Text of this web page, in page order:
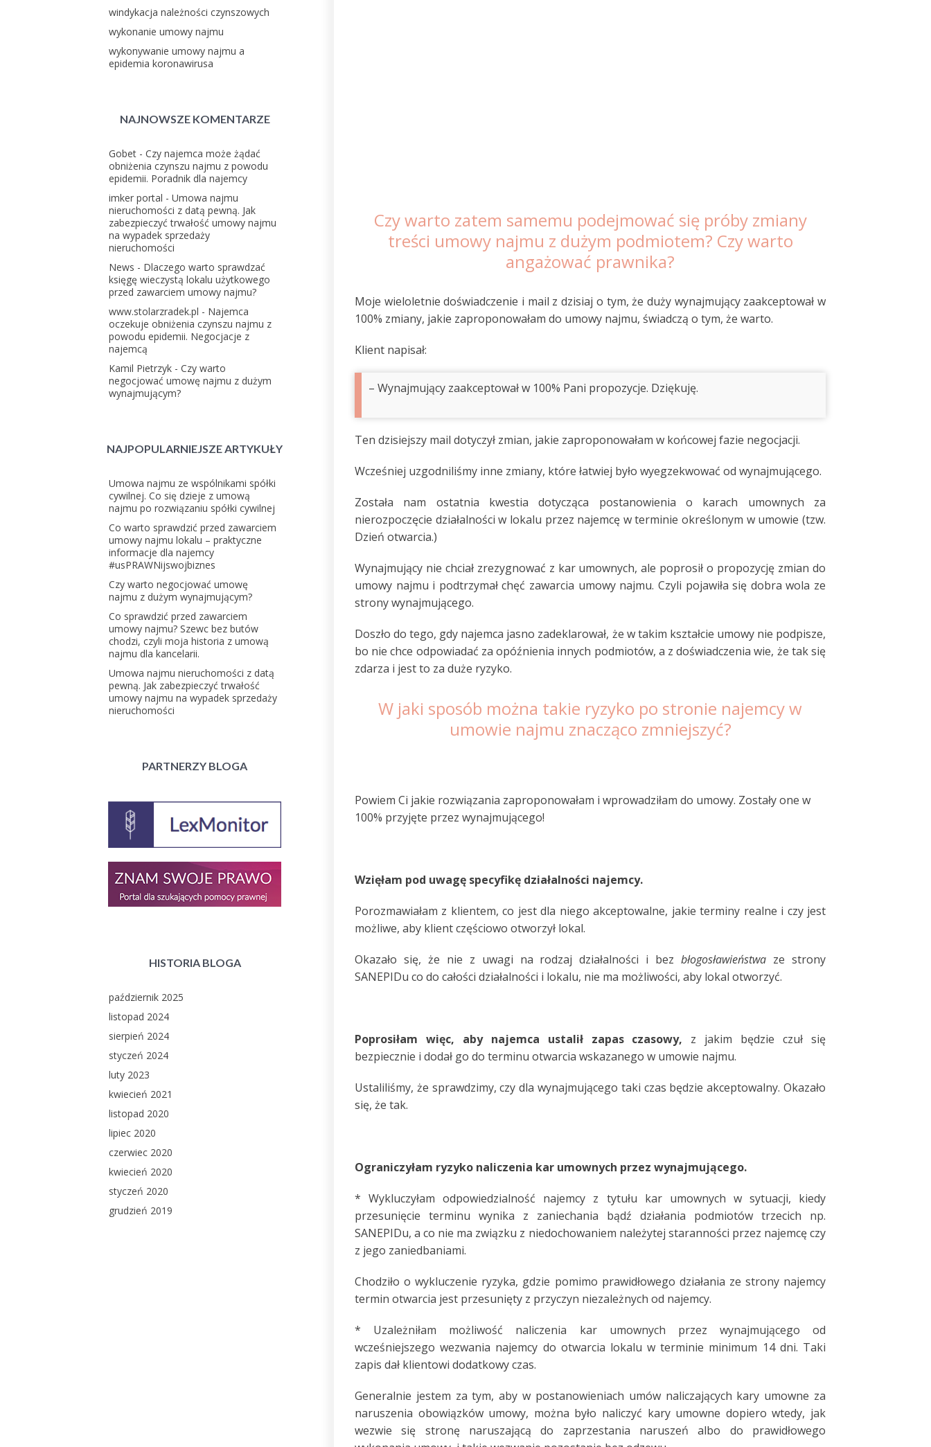
Czy warto zatem samemu podejmować się próby zmiany
treści umowy najmu z dużym podmiotem? Czy warto
angażować prawnika?
Moje wieloletnie doświadczenie i mail z dzisiaj o tym, że duży wynajmujący zaakceptował w
100% zmiany, jakie zaproponowałam do umowy najmu, świadczą o tym, że warto.
Klient napisał:
– Wynajmujący zaakceptował w 100% Pani propozycje. Dziękuję.
Ten dzisiejszy mail dotyczył zmian, jakie zaproponowałam w końcowej fazie negocjacji.
Wcześniej uzgodniliśmy inne zmiany, które łatwiej było wyegzekwować od wynajmującego.
Została nam ostatnia kwestia dotycząca postanowienia o karach umownych za
nierozpoczęcie działalności w lokalu przez najemcę w terminie określonym w umowie (tzw.
Dzień otwarcia.)
Wynajmujący nie chciał zrezygnować z kar umownych, ale poprosił o propozycję zmian do
umowy najmu i podtrzymał chęć zawarcia umowy najmu. Czyli pojawiła się dobra wola ze
strony wynajmującego.
Doszło do tego, gdy najemca jasno zadeklarował, że w takim kształcie umowy nie podpisze,
bo nie chce odpowiadać za opóźnienia innych podmiotów, a z doświadczenia wie, że tak się
zdarza i jest to za duże ryzyko.
W jaki sposób można takie ryzyko po stronie najemcy w
umowie najmu znacząco zmniejszyć?
Powiem Ci jakie rozwiązania zaproponowałam i wprowadziłam do umowy. Zostały one w
100% przyjęte przez wynajmującego!
Wzięłam pod uwagę specyfikę działalności najemcy.
Porozmawiałam z klientem, co jest dla niego akceptowalne, jakie terminy realne i czy jest
możliwe, aby klient częściowo otworzył lokal.
Okazało się, że nie z uwagi na rodzaj działalności i bezbłogosławieństwa ze strony
SANEPIDu co do całości działalności i lokalu, nie ma możliwości, aby lokal otworzyć.
Poprosiłam więc, aby najemca ustalił zapas czasowy, z jakim będzie czuł się
bezpiecznie i dodał go do terminu otwarcia wskazanego w umowie najmu.
Ustaliliśmy, że sprawdzimy, czy dla wynajmującego taki czas będzie akceptowalny. Okazało
się, że tak.
Ograniczyłam ryzyko naliczenia kar umownych przez wynajmującego.
* Wykluczyłam odpowiedzialność najemcy z tytułu kar umownych w sytuacji, kiedy
przesunięcie terminu wynika z zaniechania bądź działania podmiotów trzecich np.
SANEPIDu, a co nie ma związku z niedochowaniem należytej staranności przez najemcę czy
z jego zaniedbaniami.
Chodziło o wykluczenie ryzyka, gdzie pomimo prawidłowego działania ze strony najemcy
termin otwarcia jest przesunięty z przyczyn niezależnych od najemcy.
* Uzależniłam możliwość naliczenia kar umownych przez wynajmującego od
wcześniejszego wezwania najemcy do otwarcia lokalu w terminie minimum 14 dni. Taki
zapis dał klientowi dodatkowy czas.
Generalnie jestem za tym, aby w postanowieniach umów naliczających kary umowne za
naruszenia obowiązków umowy, można było naliczyć kary umowne dopiero wtedy, jak
wezwie się stronę naruszającą do zaprzestania naruszeń albo do prawidłowego
windykacja należności czynszowych
wykonanie umowy najmu
wykonywanie umowy najmu a
epidemia koronawirusa
NAJNOWSZE KOMENTARZE
Gobet - Czy najemca może żądać
obniżenia czynszu najmu z powodu
epidemii. Poradnik dla najemcy
imker portal - Umowa najmu
nieruchomości z datą pewną. Jak
zabezpieczyć trwałość umowy najmu
na wypadek sprzedaży
nieruchomości
News - Dlaczego warto sprawdzać
księgę wieczystą lokalu użytkowego
przed zawarciem umowy najmu?
www.stolarzradek.pl - Najemca
oczekuje obniżenia czynszu najmu z
powodu epidemii. Negocjacje z
najemcą
Kamil Pietrzyk - Czy warto
negocjować umowę najmu z dużym
wynajmującym?
NAJPOPULARNIEJSZE ARTYKUŁY
Umowa najmu ze wspólnikami spółki
cywilnej. Co się dzieje z umową
najmu po rozwiązaniu spółki cywilnej
Co warto sprawdzić przed zawarciem
umowy najmu lokalu – praktyczne
informacje dla najemcy
#usPRAWNijswojbiznes
Czy warto negocjować umowę
najmu z dużym wynajmującym?
Co sprawdzić przed zawarciem
umowy najmu? Szewc bez butów
chodzi, czyli moja historia z umową
najmu dla kancelarii.
Umowa najmu nieruchomości z datą
pewną. Jak zabezpieczyć trwałość
umowy najmu na wypadek sprzedaży
nieruchomości
PARTNERZY BLOGA
HISTORIA BLOGA
październik 2025
listopad 2024
sierpień 2024
styczeń 2024
luty 2023
kwiecień 2021
listopad 2020
lipiec 2020
czerwiec 2020
kwiecień 2020
styczeń 2020
grudzień 2019